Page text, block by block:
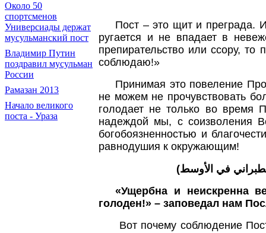
Около 50
спортсменов
Универсиады держат
мусульманский пост
Владимир Путин
поздравил мусульман
России
Рамазан 2013
Начало великого
поста - Ураза
Пост – это щит и преграда.
ругается и не впадает в
препирательство или ссору,
соблюдаю!»
Принимая это повеление
не можем не прочувствовать
голодает не только во
надеждой мы, с соизволения
богобоязненностью и
равнодушия к окружающим!
في الأوسط)
«Ущербна и неискренна
голоден!» – заповедал нам
Вот почему соблюдение